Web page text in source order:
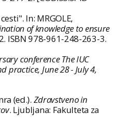
In: MRGOLE,
of knowledge to ensure
ISBN 978-961-248-263-3.
conference The IUC
practice, June 28 - July 4,
(ed.). Zdravstveno in
. Ljubljana: Fakulteta za